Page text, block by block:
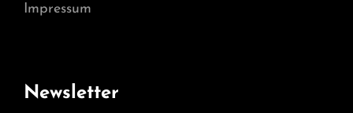
Impressum
Newsletter